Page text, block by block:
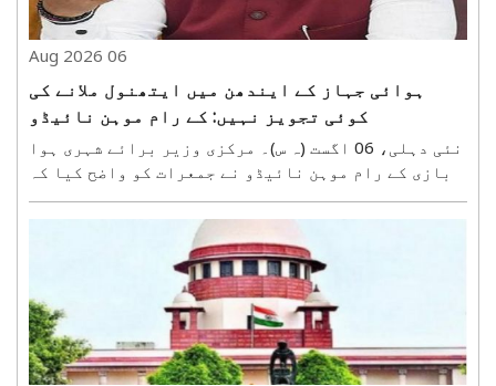
06 Aug 2026
ہوائی جہاز کے ایندھن میں ایتھنول ملانے کی
کوئی تجویز نہیں: کے رام موہن نائیڈو
نئی دہلی، 06 اگست (ہ س)۔ مرکزی وزیر برائے شہری ہوا
بازی کے رام موہن نائیڈو نے جمعرات کو واضح کیا کہ
ایوی ایشن ٹربائن فیول (اے ٹی ایف) میں ایتھنول
ملانے کی کوئی تجویز زیر غور نہیں ہے۔ انہوں نے کہا
کہ فضائی سلامتی کے بارے میں غلط معلومات پھیلانے ..